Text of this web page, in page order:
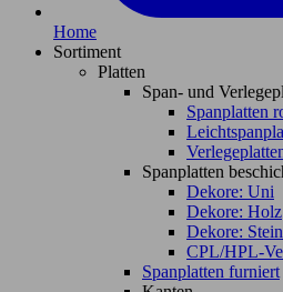
Home
Sortiment
Platten
Span- und
Spanplatten
Spanplatten
Dekore: Uni
Dekore: Holz
Dekore:
CPL/HPL-
Spanplatten furniert